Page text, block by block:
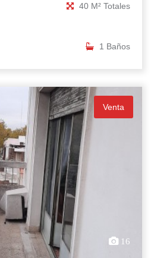
40 M² Totales
1 Baños
Venta
16